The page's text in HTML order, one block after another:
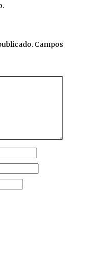
Campos